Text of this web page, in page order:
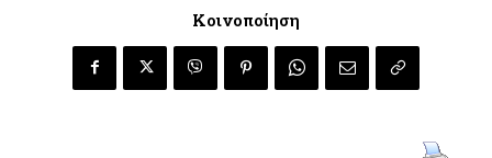
Κοινοποίηση